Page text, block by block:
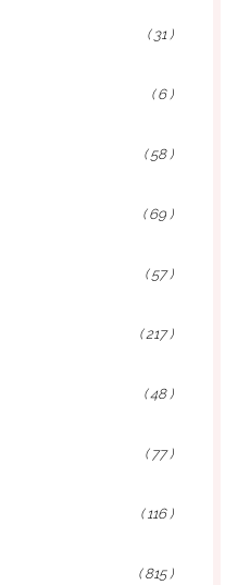
( 31 )
( 6 )
( 58 )
( 69 )
( 57 )
( 217 )
( 48 )
( 77 )
( 116 )
( 815 )